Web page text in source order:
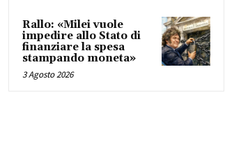
Rallo: «Milei vuole
impedire allo Stato di
finanziare la spesa
stampando moneta»
3 Agosto 2026